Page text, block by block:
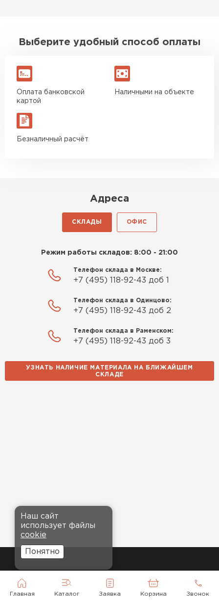
Главная Каталог Заявка Корзина Звонок
Выберите удобный способ оплаты
Оплата банковской
картой
Наличными на объекте
Безналичный расчёт
Адреса
СКЛАДЫ ОФИС
Режим работы складов: 8:00 - 21:00
Телефон склада в Москве:
+7 (495) 118-92-43 доб 1
Телефон склада в Одинцово:
+7 (495) 118-92-43 доб 2
Телефон склада в Раменском:
+7 (495) 118-92-43 доб 3
УЗНАТЬ НАЛИЧИЕ МАТЕРИАЛА НА БЛИЖАЙШЕМ
СКЛАДЕ
Комплектующие
ПЕРЕЙТИ
Наш сайт
использует файлы
cookie
Понятно